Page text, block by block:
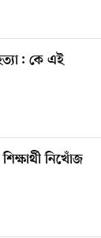
হত্যা: কে এই
শিক্ষার্থী নিখোঁজ